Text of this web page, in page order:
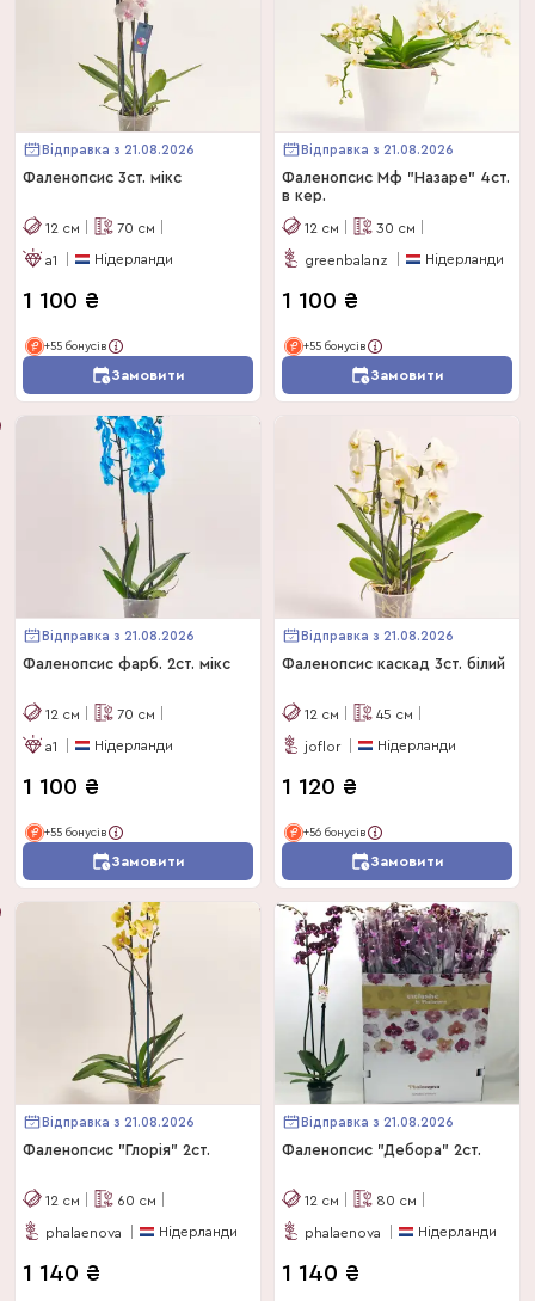
Відправка з 21.08.2026
Фаленопсис 3ст. мікс
12 см 70 см
a1 Нідерланди
1 100 ₴
+55 бонусів
Замовити
Відправка з 21.08.2026
Фаленопсис Мф "Назаре" 4ст.
в кер.
12 см 30 см
greenbalanz Нідерланди
1 100 ₴
+55 бонусів
Замовити
Відправка з 21.08.2026
Фаленопсис фарб. 2ст. мікс
12 см 70 см
a1 Нідерланди
1 100 ₴
+55 бонусів
Замовити
Відправка з 21.08.2026
Фаленопсис каскад 3ст. білий
12 см 45 см
joflor Нідерланди
1 120 ₴
+56 бонусів
Замовити
Відправка з 21.08.2026
Фаленопсис "Глорія" 2ст.
12 см 60 см
phalaenova Нідерланди
1 140 ₴
Відправка з 21.08.2026
Фаленопсис "Дебора" 2ст.
12 см 80 см
phalaenova Нідерланди
1 140 ₴